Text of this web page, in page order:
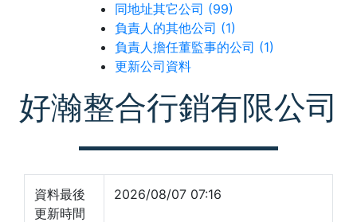
同地址其它公司 (99)
負責人的其他公司 (1)
負責人擔任董監事的公司 (1)
更新公司資料
好瀚整合行銷有限公司
資料最後
更新時間
2026/08/07 07:16